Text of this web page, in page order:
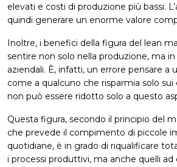
elevati e costi di produzione più bassi.
quindi generare un enorme valore
Inoltre, i benefici della figura del lean
sentire non solo nella produzione, ma
aziendali. È, infatti, un errore pensare a
come a qualcuno che risparmia solo sui
non può essere ridotto solo a questo
Questa figura, secondo il principio del
che prevede il compimento di piccole
quotidiane, è in grado di riqualificare
i processi produttivi, ma anche quelli ad